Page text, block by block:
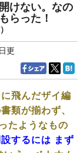
けない。なの
らった！
更
飛んだザイ編
類が揃わず、
たようなもの
するには まず